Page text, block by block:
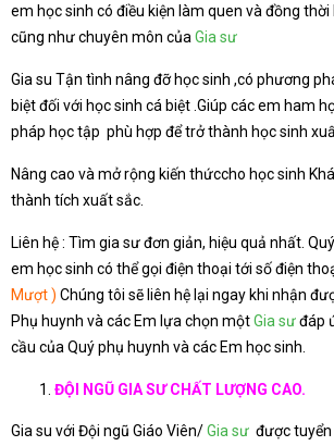
em học sinh có điều kiện làm quen và đồng
cũng như chuyên môn của Gia sư
Gia su Tận tình nâng đỡ học sinh ,có phương
biệt đối với học sinh cá biệt .Giúp các em ham
pháp học tập phù hợp để trở thành học sinh
Nâng cao và mở rộng kiến thứccho học sinh
thành tích xuất sắc.
Liên hệ : Tìm gia sư đơn giản, hiệu quả nhất.
em học sinh có thể gọi điện thoại tới số điện
Mượt ) Chúng tôi sẽ liên hệ lại ngay khi nhận
Phụ huynh và các Em lựa chọn mộtGia sưđáp
cầu của Quý phụ huynh và các Em học sinh.
ĐỘI NGŨ GIA SƯ CHẤT LƯỢNG CAO.
Gia su với Đội ngũ Giáo Viên/Gia sư được tuyển